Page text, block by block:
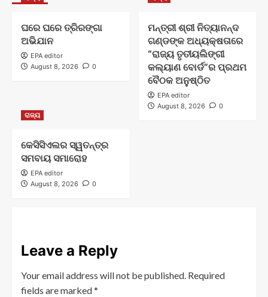
ଘରେ ଘରେ ତ୍ରିରଙ୍ଗା
ଅଭିଯାନ
EPA editor
August 8, 2026
0
ମନ୍ତ୍ରୀ ଶ୍ରୀ ନିତ୍ୟାନନ୍ଦ
ଗଣ୍ଡଙ୍କ ଅଧ୍ୟକ୍ଷତାରେ
“ରାଜ୍ୟ ତୃତୀୟଲିଙ୍ଗୀ
କଲ୍ୟାଣ ବୋର୍ଡ”ର ପ୍ରଥମ
ବୈଠକ ଅନୁଷ୍ଠିତ
EPA editor
August 8, 2026
0
ରାଜ୍ୟ
କେସିସିଏଲର ସ୍ୱତନ୍ତ୍ର
ସମବାୟ ସମାରୋହ
EPA editor
August 8, 2026
0
Leave a Reply
Your email address will not be published. Required
fields are marked*